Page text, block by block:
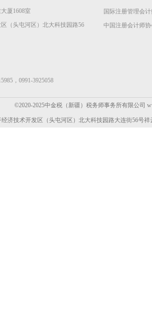
厦1608室
（头屯河区）北大科技园路56
，0991-3925058
国际注册管理会
中国注册会计师
©2020-2025中金税（新疆）税务师事务所有限公司
济技术开发区（头屯河区）北大科技园路大连街56号祥